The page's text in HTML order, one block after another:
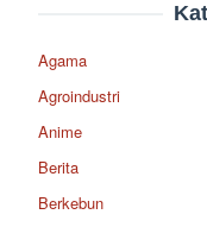
Agama
Agroindustri
Anime
Berita
Berkebun